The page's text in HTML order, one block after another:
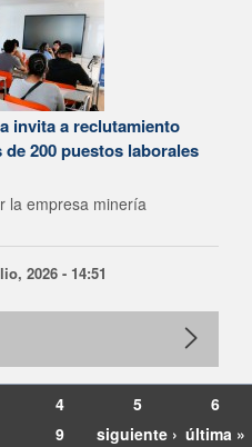
invita a reclutamiento
200 puestos laborales
la empresa minería
2026 - 14:51
4 5
6
9 siguiente › última »